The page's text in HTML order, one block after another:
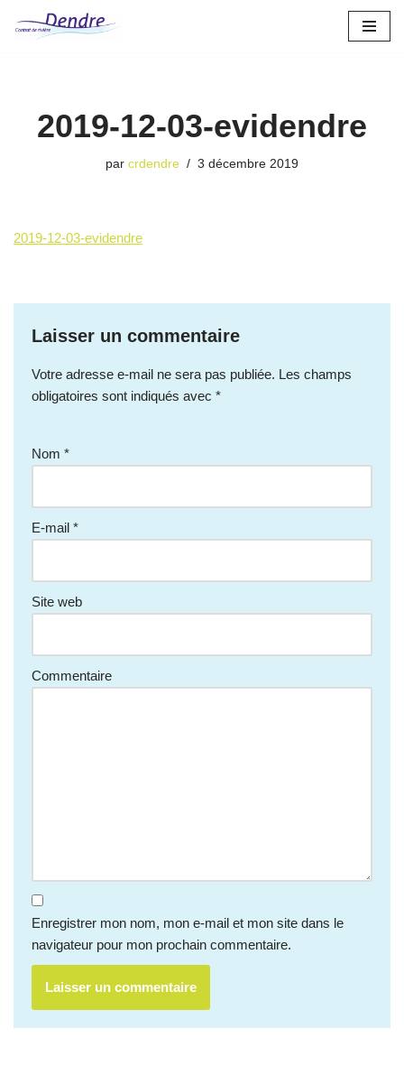
2019-12-03-evidendre
par crdendre 3 décembre 2019
2019-12-03-evidendre
Laisser un commentaire
Votre adresse e-mail ne sera pas publiée. Les champs
obligatoires sont indiqués avec *
Nom *
E-mail *
Site web
Commentaire
Enregistrer mon nom, mon e-mail et mon site dans le
navigateur pour mon prochain commentaire.